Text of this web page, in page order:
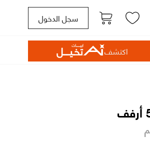
سجل الدخول
اكتشف